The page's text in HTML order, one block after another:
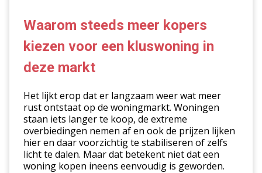
kopers
voor
een
deze
markt
Waarom steeds meer kopers
kiezen voor een kluswoning in
deze markt
Het lijkt erop dat er langzaam weer wat meer
rust ontstaat op de woningmarkt. Woningen
staan iets langer te koop, de extreme
overbiedingen nemen af en ook de prijzen lijken
hier en daar voorzichtig te stabiliseren of zelfs
licht te dalen. Maar dat betekent niet dat een
woning kopen ineens eenvoudig is geworden.